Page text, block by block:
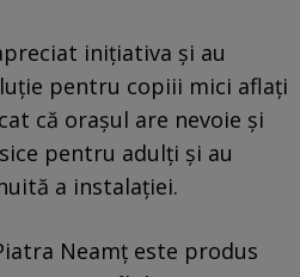
inițiativa și au
pentru copiii mici aflați
că orașul are nevoie și
pentru adulți și au
a instalației.
Neamț este produs